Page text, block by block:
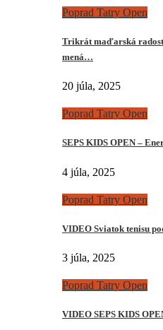
Poprad Tatry Open
Trikrát maďarská
mená…
20 júla, 2025
Poprad Tatry Open
SEPS KIDS OPEN –
4 júla, 2025
Poprad Tatry Open
VIDEO Sviatok tenisu
3 júla, 2025
Poprad Tatry Open
VIDEO SEPS KIDS